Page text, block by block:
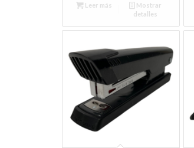
Leer más
Mostrar
detalles